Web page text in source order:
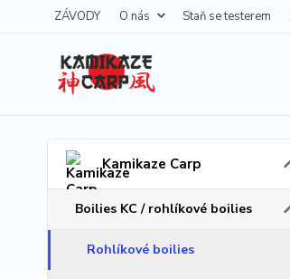
ZÁVODY O nás Staň se testerem
Kamikaze Carp
Boilies KC / rohlíkové boilies
Rohlíkové boilies